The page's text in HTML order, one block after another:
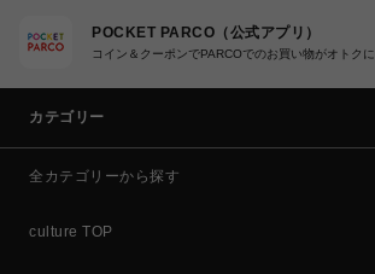
POCKET PARCO（公式アプリ）
コイン＆クーポンでPARCOでのお買い物がオトクに
カテゴリー
全カテゴリーから探す
culture TOP